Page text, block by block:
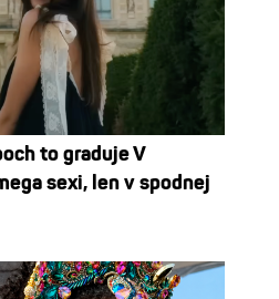
to graduje V
sexi, len v spodnej